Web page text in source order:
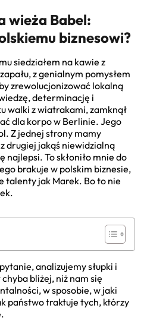
wieża Babel:
biznesowi?
siedziałem na kawie z
z genialnym pomysłem
zrewolucjonizować lokalną
determinację i
walki z wiatrakami, zamknął
dla korpo w Berlinie. Jego
Z jednej strony mamy
drugiej jakąś niewidzialną
najlepsi. To skłoniło mnie do
brakuje w polskim biznesie,
talenty jak Marek. Bo to nie
analizujemy słupki i
bliżej, niż nam się
w sposobie, w jaki
państwo traktuje tych, którzy